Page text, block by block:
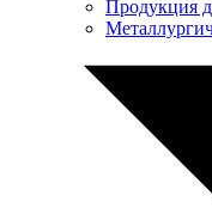
Продукция